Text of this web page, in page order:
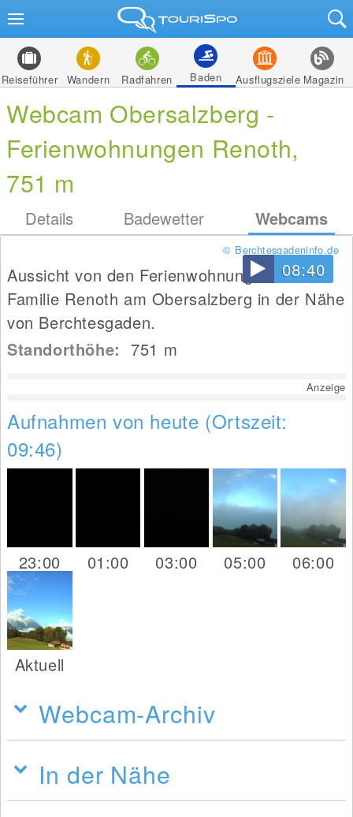
Reiseführer Wandern Radfahren Baden Ausflugsziele Magazin
Webcam Obersalzberg -
Ferienwohnungen Renoth,
751 m
Details Badewetter Webcams
08:40
© Berchtesgadeninfo.de
Aussicht von den Ferienwohnungen der
Familie Renoth am Obersalzberg in der Nähe
von Berchtesgaden.
Standorthöhe: 751 m
Anzeige
Aufnahmen von heute (Ortszeit:
09:46)
23:00 01:00 03:00 05:00 06:00
Aktuell
Webcam-Archiv
In der Nähe